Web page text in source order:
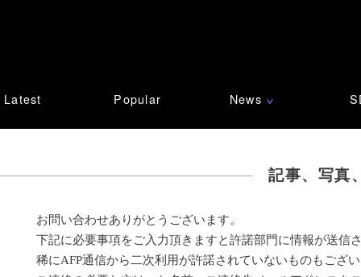
Latest Popular News ∨
記事、写真
お問い合わせありがとうございます。
下記に必要事項をご入力頂きますと許諾部門に情報が送信
稀にAFP通信から二次利用が許諾されていないものもござ